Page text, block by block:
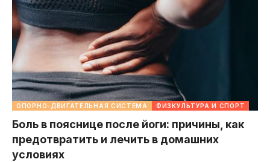
ОПОРНО-ДВИГАТЕЛЬНАЯ СИСТЕМА ФИЗКУЛЬТУРА И СПОРТ
Боль в пояснице после йоги: причины, как
предотвратить и лечить в домашних
условиях